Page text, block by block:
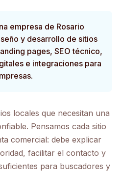
empresa de Rosario
y desarrollo de sitios
pages, SEO técnico,
e integraciones para
locales que necesitan una
Pensamos cada sitio
comercial: debe explicar
facilitar el contacto y
para buscadores y